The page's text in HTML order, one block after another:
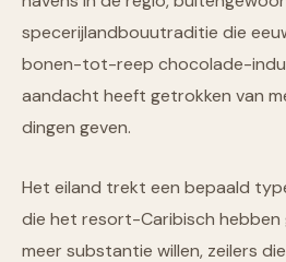
specerijlandbouutraditie die
bonen-tot-reep chocolade-
aandacht heeft getrokken van
dingen geven.
Het eiland trekt een bepaald
die het resort-Caribisch hebben
meer substantie willen, zeilers